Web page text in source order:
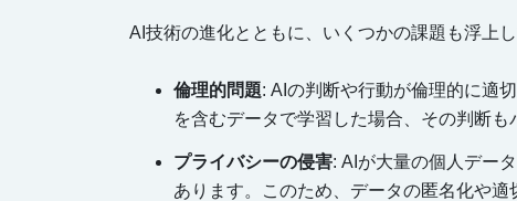
AI技術の進化とともに、いくつかの課題も浮上し
倫理的問題: AIの判断や行動が倫理的に適
を含むデータで学習した場合、その判断
プライバシーの侵害: AIが大量の個人デー
あります。このため、データの匿名化や適